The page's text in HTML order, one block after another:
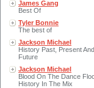
James Gang
Best Of
Tyler Bonnie
The best of
Jackson Michael
History Past, Present And
Future
Jackson Michael
Blood On The Dance
History In The Mix